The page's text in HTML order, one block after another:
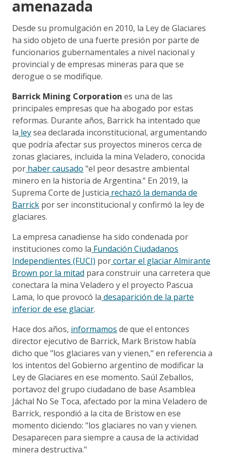
amenazada
Desde su promulgación en 2010, la Ley de Glaciares
ha sido objeto de una fuerte presión por parte de
funcionarios gubernamentales a nivel nacional y
provincial y de empresas mineras para que se
derogue o se modifique.
Barrick Mining Corporation es una de las
principales empresas que ha abogado por estas
reformas. Durante años, Barrick ha intentado que
la leysea declarada inconstitucional, argumentando
que podría afectar sus proyectos mineros cerca de
zonas glaciares, incluida la mina Veladero, conocida
por haber causado "el peor desastre ambiental
minero en la historia de Argentina.” En 2019, la
Suprema Corte de Justicia rechazó la demanda de
Barrick por ser inconstitucional y confirmó la ley de
glaciares.
La empresa canadiense ha sido condenada por
instituciones como la Fundación Ciudadanos
Independientes (FUCI) porcortar el glaciar Almirante
Brown por la mitad para construir una carretera que
conectara la mina Veladero y el proyecto Pascua
Lama, lo que provocó la desaparición de la parte
inferior de ese glaciar.
Hace dos años, informamos de que el entonces
director ejecutivo de Barrick, Mark Bristow había
dicho que "los glaciares van y vienen," en referencia a
los intentos del Gobierno argentino de modificar la
Ley de Glaciares en ese momento. Saúl Zeballos,
portavoz del grupo ciudadano de base Asamblea
Jáchal No Se Toca, afectado por la mina Veladero de
Barrick, respondió a la cita de Bristow en ese
momento diciendo: "los glaciares no van y vienen.
Desaparecen para siempre a causa de la actividad
minera destructiva."